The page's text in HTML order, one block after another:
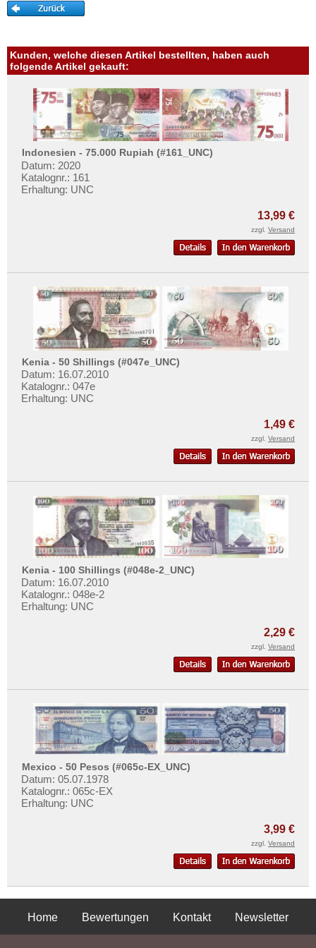
St. Helena
Süd Sudan
Südafrika
Sudan
Swaziland
Tansania
Togo
Tschad
Zaire
Zentralafrikanische Republik
Zentralafrikanische Staaten
Zimbabwe
Mehr über...
Privatsphäre und Datenschutz
Widerrufsbelehrung
Liefer- und Versandkosten
AGB
Impressum
Kunden, welche diesen Artikel bestellten, haben auch
folgende Artikel gekauft:
Indonesien - 75.000 Rupiah (#161_UNC)
Datum: 2020
Katalognr.: 161
Erhaltung: UNC
13,99 €
zzgl. Versand
Kenia - 50 Shillings (#047e_UNC)
Datum: 16.07.2010
Katalognr.: 047e
Erhaltung: UNC
1,49 €
zzgl. Versand
Kenia - 100 Shillings (#048e-2_UNC)
Datum: 16.07.2010
Katalognr.: 048e-2
Erhaltung: UNC
2,29 €
zzgl. Versand
Mexico - 50 Pesos (#065c-EX_UNC)
Datum: 05.07.1978
Katalognr.: 065c-EX
Erhaltung: UNC
3,99 €
zzgl. Versand
Home Bewertungen Kontakt
Newsletter